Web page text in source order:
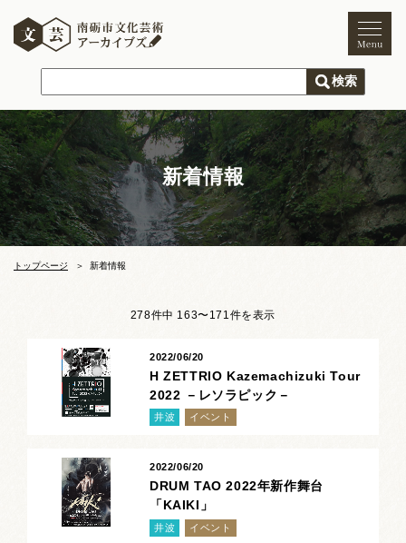
ご利用案内
新着情報
文化芸術
文化財 獅子舞 まつり
文化遺産
お祭りカレンダー
南砺文化地図
写真館
新着情報
トップページ 新着情報
278件中 163〜171件を表示
2022/06/20
H ZETTRIO Kazemachizuki Tour
2022 －レソラピック－
井波 イベント
2022/06/20
DRUM TAO 2022年新作舞台
「KAIKI」
井波 イベント